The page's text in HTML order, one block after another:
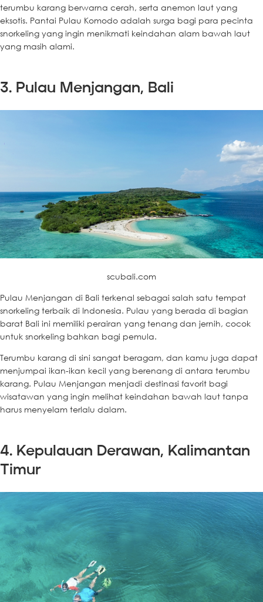
terumbu karang berwarna cerah, serta anemon laut yang
eksotis. Pantai Pulau Komodo adalah surga bagi para pecinta
snorkeling yang ingin menikmati keindahan alam bawah laut
yang masih alami.
3. Pulau Menjangan, Bali
scubali.com
Pulau Menjangan di Bali terkenal sebagai salah satu tempat
snorkeling terbaik di Indonesia. Pulau yang berada di bagian
barat Bali ini memiliki perairan yang tenang dan jernih, cocok
untuk snorkeling bahkan bagi pemula.
Terumbu karang di sini sangat beragam, dan kamu juga dapat
menjumpai ikan-ikan kecil yang berenang di antara terumbu
karang. Pulau Menjangan menjadi destinasi favorit bagi
wisatawan yang ingin melihat keindahan bawah laut tanpa
harus menyelam terlalu dalam.
4. Kepulauan Derawan, Kalimantan
Timur